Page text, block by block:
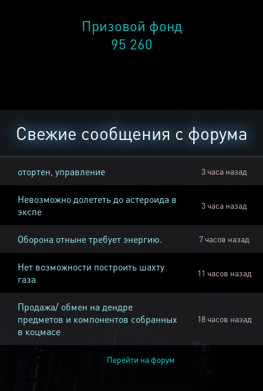
Призовой фонд
95 260
Свежие сообщения с форума
отортен, управление 3 часа назад
Невозможно долететь до астероида в
экспе
3 часа назад
Оборона отныне требует энергию. 7 часов назад
Нет возможности построить шахту
газа
11 часов назад
Продажа/ обмен на дендре
предметов и компонентов собранных
в коцмасе
18 часов назад
Перейти на форум